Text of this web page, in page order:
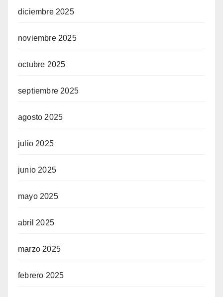
diciembre 2025
noviembre 2025
octubre 2025
septiembre 2025
agosto 2025
julio 2025
junio 2025
mayo 2025
abril 2025
marzo 2025
febrero 2025